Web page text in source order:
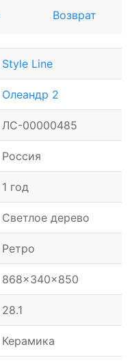
Возврат
Style Line
Олеандр 2
ЛС-00000485
Россия
1 год
Светлое дерево
Ретро
868x340x850
28.1
Керамика